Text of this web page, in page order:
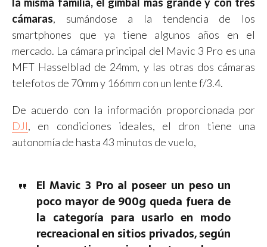
cámaras, sumándose a la tendencia de los
smartphones que ya tiene algunos años en el
mercado. La cámara principal del Mavic 3 Pro es una
MFT Hasselblad de 24mm, y las otras dos cámaras
telefotos de 70mm y 166mm con un lente f/3.4.
De acuerdo con la información proporcionada por
DJI, en condiciones ideales, el dron tiene una
autonomía de hasta 43 minutos de vuelo,
El Mavic 3 Pro al poseer un peso un
poco mayor de 900g queda fuera de
la categoría para usarlo en modo
recreacional en sitios privados, según